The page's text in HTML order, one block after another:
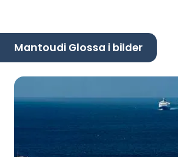
Mantoudi Glossa i bilder